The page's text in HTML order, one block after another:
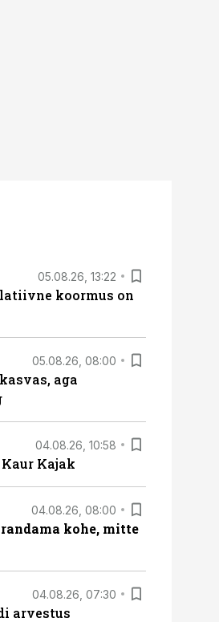
05.08.26, 13:22
koormus on
05.08.26, 08:00
aga
04.08.26, 10:58
Kajak
04.08.26, 08:00
kohe, mitte
04.08.26, 07:30
arvestus